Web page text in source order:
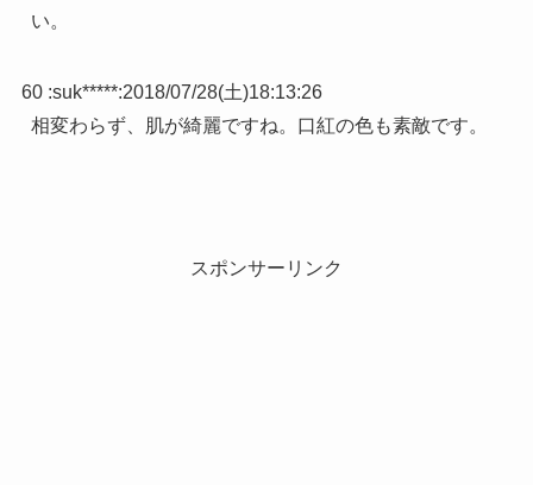
い。
60 :suk*****:2018/07/28(土)18:13:26
相変わらず、肌が綺麗ですね。口紅の色も素敵です。
スポンサーリンク